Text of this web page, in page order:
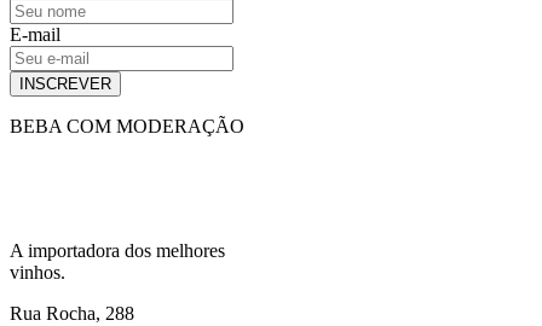
E-mail
INSCREVER
BEBA COM MODERAÇÃO
A importadora dos melhores
vinhos.
Rua Rocha, 288